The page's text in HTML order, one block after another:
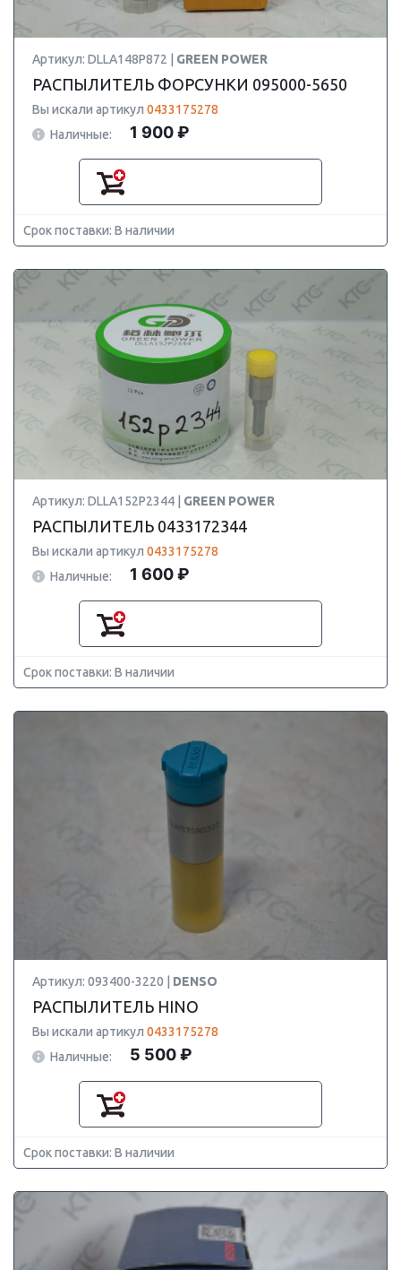
Артикул: DLLA148P872 | GREEN POWER
РАСПЫЛИТЕЛЬ ФОРСУНКИ 095000-5650
Вы искали артикул 0433175278
Наличные:
1 900 ₽
Срок поставки: В наличии
Артикул: DLLA152P2344 | GREEN POWER
РАСПЫЛИТЕЛЬ 0433172344
Вы искали артикул 0433175278
Наличные:
1 600 ₽
Срок поставки: В наличии
Артикул: 093400-3220 | DENSO
РАСПЫЛИТЕЛЬ HINO
Вы искали артикул 0433175278
Наличные:
5 500 ₽
Срок поставки: В наличии